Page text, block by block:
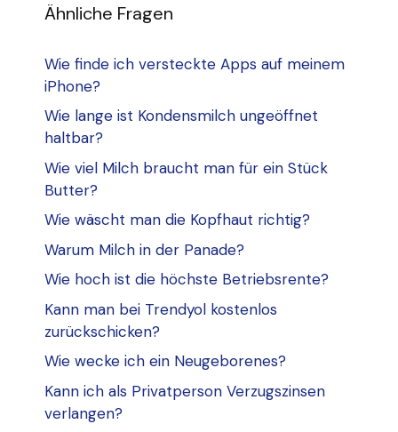
Ähnliche Fragen
Wie finde ich versteckte Apps auf meinem
iPhone?
Wie lange ist Kondensmilch ungeöffnet
haltbar?
Wie viel Milch braucht man für ein Stück
Butter?
Wie wäscht man die Kopfhaut richtig?
Warum Milch in der Panade?
Wie hoch ist die höchste Betriebsrente?
Kann man bei Trendyol kostenlos
zurückschicken?
Wie wecke ich ein Neugeborenes?
Kann ich als Privatperson Verzugszinsen
verlangen?